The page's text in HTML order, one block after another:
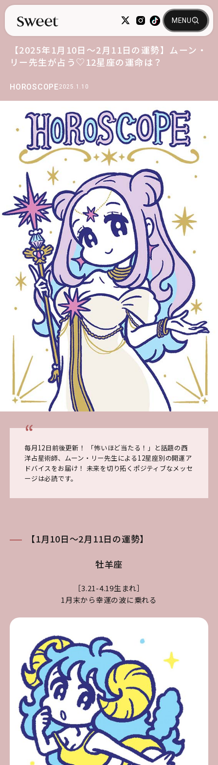
HOROSCOPE2025.1.10
【2025年1月10日～2月11日の運勢】ムーン・
リー先生が占う♡12星座の運命は？
毎月12日前後更新！ 「怖いほど当たる！」と話題の西
洋占星術師、ムーン・リー先生による12星座別の開運ア
ドバイスをお届け！ 未来を切り拓くポジティブなメッセ
ージは必読です。
【1月10日～2月11日の運勢】
牡羊座
［3.21-4.19生まれ］
1月末から幸運の波に乗れる